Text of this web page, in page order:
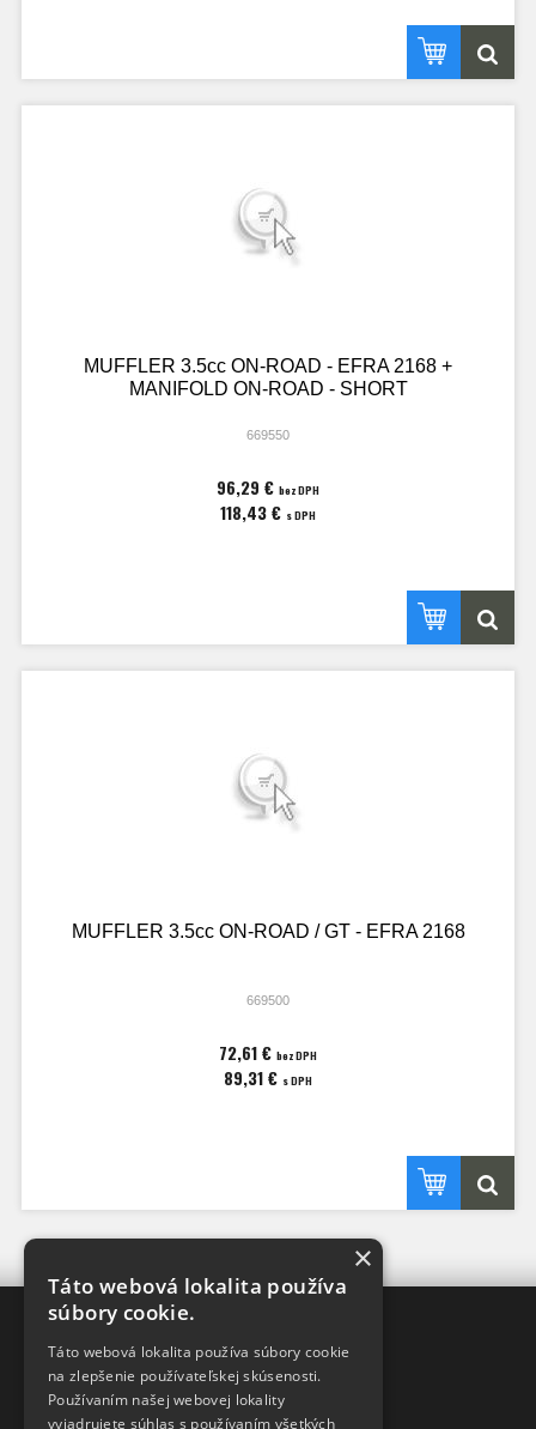
MUFFLER 3.5cc ON-ROAD - EFRA 2168 +
MANIFOLD ON-ROAD - SHORT
669550
96,29 € bez DPH
118,43 € s DPH
MUFFLER 3.5cc ON-ROAD / GT - EFRA 2168
669500
72,61 € bez DPH
89,31 € s DPH
DISTRIBÚTOR v SR
pre značky
XRAY a HUDY
×
Táto webová lokalita používa
súbory cookie.
Táto webová lokalita používa súbory cookie
na zlepšenie používateľskej skúsenosti.
Používaním našej webovej lokality
vyjadrujete súhlas s používaním všetkých